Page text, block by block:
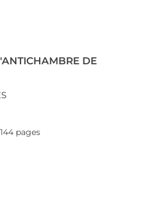
DE
pages